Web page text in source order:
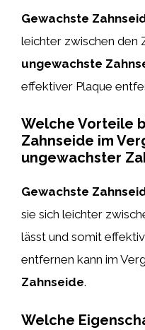
Gewachste
leichter zwischen den
ungewachste
effektiver Plaque
Welche Vorteile
Zahnseide im
ungewachster
Gewachste
sie sich leichter
lässt und somit
entfernen kann im
Zahnseide.
Welche